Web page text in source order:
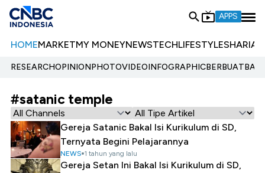
APPS
HOMEMARKETMY MONEYNEWSTECHLIFESTYLESHARIA
RESEARCHOPINIONPHOTOVIDEOINFOGRAPHIC
#satanic temple
Gereja Satanic Bakal Isi Kurikulum di SD,
Ternyata Begini Pelajarannya
NEWS 1 tahun yang lalu
Gereja Setan Ini Bakal Isi Kurikulum di SD,